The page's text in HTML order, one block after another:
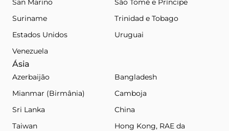
Suriname
Trinidad e Tobago
Estados Unidos
Uruguai
Venezuela
Ásia
Azerbaijão
Bangladesh
Mianmar (Birmânia)
Camboja
Sri Lanka
China
Taiwan
Hong Kong, RAE da